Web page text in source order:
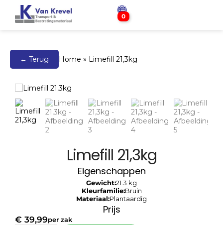
0
← Terug Home » Limefill 21,3kg
Limefill 21,3kg
Eigenschappen
Gewicht:21.3 kg
Kleurfamilie:Bruin
Materiaal:Plantaardig
Prijs
€ 39,99per zak